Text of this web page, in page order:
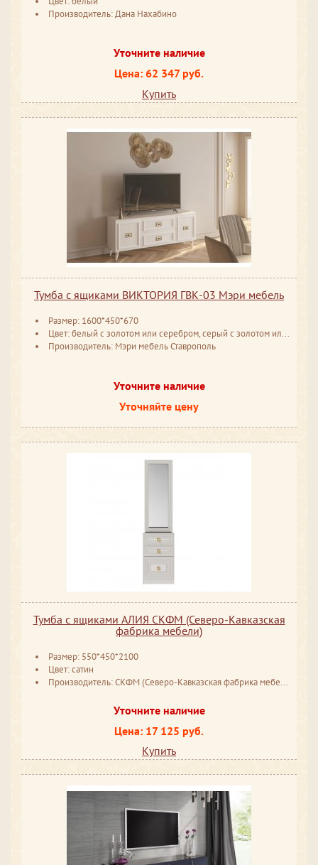
Производитель: Дана Нахабино
Уточните наличие
Цена: 62 347 руб.
Купить
Тумба с ящиками ВИКТОРИЯ ГВК-03 Мэри мебель
Размер: 1600*450*670
Цвет: белый с золотом или серебром, серый с золотом или серебром
Производитель: Мэри мебель Ставрополь
Уточните наличие
Уточняйте цену
Тумба с ящиками АЛИЯ СКФМ (Северо-Кавказская
фабрика мебели)
Размер: 550*450*2100
Цвет: сатин
Производитель: СКФМ (Северо-Кавказская фабрика мебели) Ставрополь
Уточните наличие
Цена: 17 125 руб.
Купить